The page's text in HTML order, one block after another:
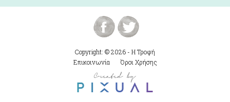
Copyright: © 2026 - Η Τροφή
Επικοινωνία
Όροι Χρήσης